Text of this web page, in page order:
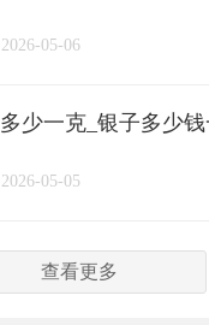
2026-05-06
少一克_银子多少
2026-05-05
查看更多